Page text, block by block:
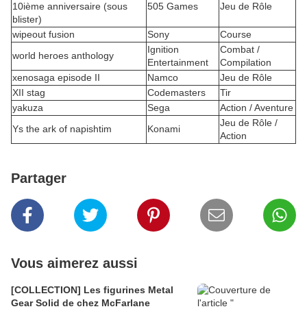
10ième anniversaire (sous
blister)
505 Games Jeu de Rôle
wipeout fusion Sony
Course
world heroes anthology
Ignition
Entertainment
Combat /
Compilation
xenosaga episode II
Namco
Jeu de Rôle
XII stag
Codemasters
Tir
yakuza
Sega
Action / Aventure
Ys the ark of napishtim
Konami
Jeu de Rôle /
Action
Partager
Vous aimerez aussi
[COLLECTION] Les figurines Metal
Gear Solid de chez McFarlane